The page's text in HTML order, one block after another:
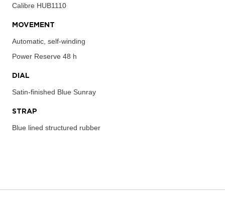
Calibre HUB1110
MOVEMENT
Automatic, self-winding
Power Reserve 48 h
DIAL
Satin-finished Blue Sunray
STRAP
Blue lined structured rubber